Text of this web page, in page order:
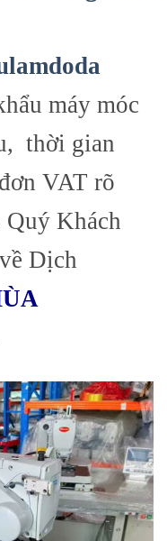
máy móc
thời gian
VAT rõ
Quý Khách
Dịch